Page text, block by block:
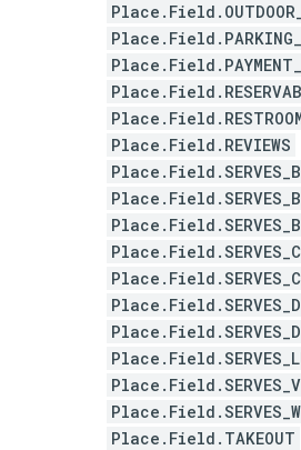
Place.Field.REVIEWS
Place.Field.TAKEOUT